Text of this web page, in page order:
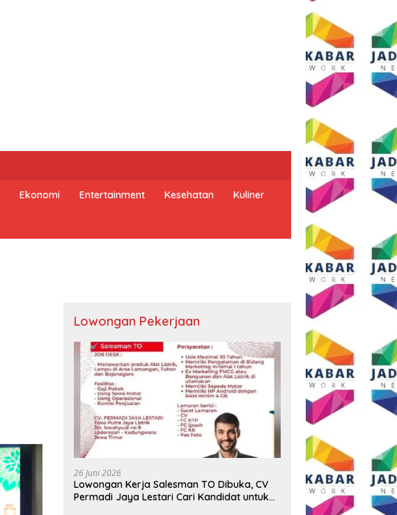
Ekonomi Entertainment Kesehatan Kuliner
Lowongan Pekerjaan
26 Juni 2026
Lowongan Kerja Salesman TO Dibuka, CV
Permadi Jaya Lestari Cari Kandidat untuk